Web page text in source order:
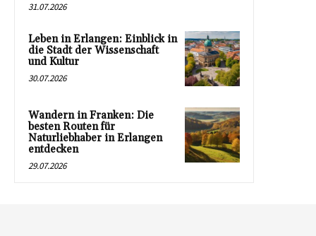
31.07.2026
Leben in Erlangen: Einblick in
die Stadt der Wissenschaft
und Kultur
30.07.2026
Wandern in Franken: Die
besten Routen für
Naturliebhaber in Erlangen
entdecken
29.07.2026